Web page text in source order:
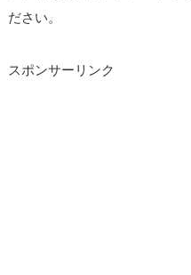
ださい。
スポンサーリンク